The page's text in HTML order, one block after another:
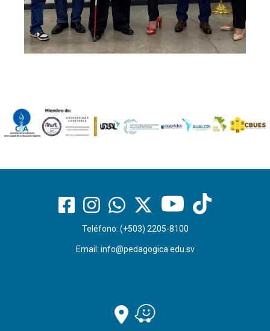
Teléfono: (+503) 2205-8100
Email: info@pedagogica.edu.sv